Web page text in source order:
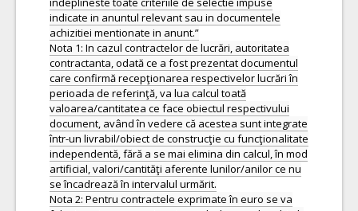
indicate in anuntul relevant sau in documentele
achizitiei mentionate in anunt.”
Nota 1: In cazul contractelor de lucrări, autoritatea
contractanta, odată ce a fost prezentat documentul
care confirmă recepţionarea respectivelor lucrări în
perioada de referinţă, va lua calcul toată
valoarea/cantitatea ce face obiectul respectivului
document, având în vedere că acestea sunt integrate
într-un livrabil/obiect de construcţie cu funcţionalitate
independentă, fără a se mai elimina din calcul, în mod
artificial, valori/cantităţi aferente lunilor/anilor ce nu
se încadrează în intervalul urmărit.
Nota 2: Pentru contractele exprimate în euro se va